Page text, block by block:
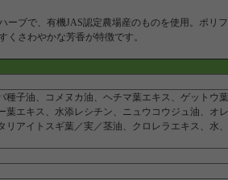
ブで、有機JAS認定農場産のものを使用。ポリ
さわやかな芳香が特徴です。
子油、コメヌカ油、ヘチマ葉エキス、ゲットウ葉
葉エキス、水添レシチン、ニュウコウジュ油、オ
アイトスギ葉／実／茎油、クロレラエキス、水